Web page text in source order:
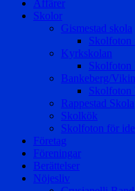
Affärer
Skolor
Gismestad skola
Skolfoton
Kyrkskolan
Skolfoton
Bankeberg/
Skolfoton
Rappestad Skola
Skolkök
Skolfoton för
Företag
Föreningar
Berättelser
Nöjesliv